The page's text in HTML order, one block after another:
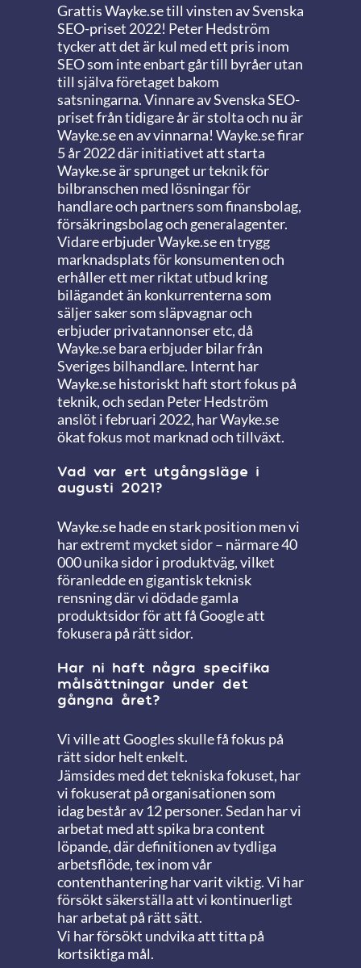
Grattis Wayke.se till vinsten av Svenska
SEO-priset 2022! Peter Hedström
tycker att det är kul med ett pris inom
SEO som inte enbart går till byråer utan
till själva företaget bakom
satsningarna. Vinnare av Svenska SEO-
priset från tidigare år är stolta och nu är
Wayke.se en av vinnarna! Wayke.se firar
5 år 2022 där initiativet att starta
Wayke.se är sprunget ur teknik för
bilbranschen med lösningar för
handlare och partners som finansbolag,
försäkringsbolag och generalagenter.
Vidare erbjuder Wayke.se en trygg
marknadsplats för konsumenten och
erhåller ett mer riktat utbud kring
bilägandet än konkurrenterna som
säljer saker som släpvagnar och
erbjuder privatannonser etc, då
Wayke.se bara erbjuder bilar från
Sveriges bilhandlare. Internt har
Wayke.se historiskt haft stort fokus på
teknik, och sedan Peter Hedström
anslöt i februari 2022, har Wayke.se
ökat fokus mot marknad och tillväxt.
Vad var ert utgångsläge i
augusti 2021?
Wayke.se hade en stark position men vi
har extremt mycket sidor – närmare 40
000 unika sidor i produktväg, vilket
föranledde en gigantisk teknisk
rensning där vi dödade gamla
produktsidor för att få Google att
fokusera på rätt sidor.
Har ni haft några specifika
målsättningar under det
gångna året?
Vi ville att Googles skulle få fokus på
rätt sidor helt enkelt.
Jämsides med det tekniska fokuset, har
vi fokuserat på organisationen som
idag består av 12 personer. Sedan har vi
arbetat med att spika bra content
löpande, där definitionen av tydliga
arbetsflöde, tex inom vår
contenthantering har varit viktig. Vi har
försökt säkerställa att vi kontinuerligt
har arbetat på rätt sätt.
Vi har försökt undvika att titta på
kortsiktiga mål.